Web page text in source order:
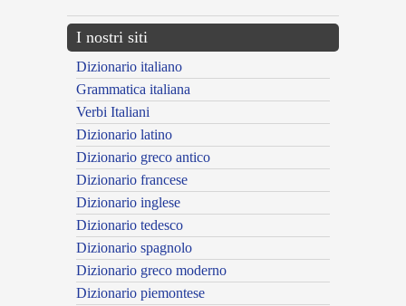
I nostri siti
Dizionario italiano
Grammatica italiana
Verbi Italiani
Dizionario latino
Dizionario greco antico
Dizionario francese
Dizionario inglese
Dizionario tedesco
Dizionario spagnolo
Dizionario greco moderno
Dizionario piemontese